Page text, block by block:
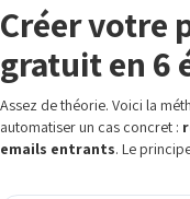
Créer votre
gratuit en 6
Assez de théorie. Voici la
automatiser un cas concret :
emails entrants. Le